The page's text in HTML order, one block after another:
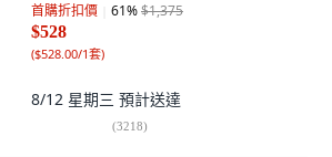
首購折扣價 61%$1,375
$528
($528.00/1套)
8/12 星期三 預計送達
(3218)